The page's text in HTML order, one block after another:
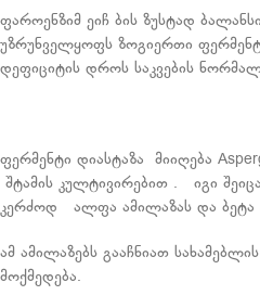
ფაროენზიმ ეიჩ ბის ზუსტად
უზრუნველყოფს ზოგიერთი
დეფიციტის დროს საკვების
ფერმენტი დიასტაზა მიიღება
შტამის კულტივირებით . იგი
კერძოდ ალფა ამილაზას და ბეტა
ამ ამილაზებს გააჩნიათ
მოქმედება.